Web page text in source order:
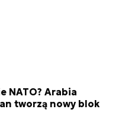
NATO? Arabia
tworzą nowy blok